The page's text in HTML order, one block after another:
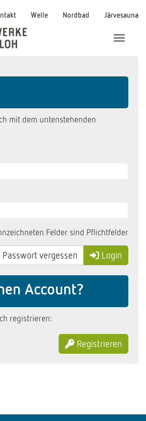
Welle Nordbad Järvesauna
Menü
mit dem untenstehenden
Felder sind Pflichtfelder
Passwort vergessen Login
Account?
registrieren:
Registrieren